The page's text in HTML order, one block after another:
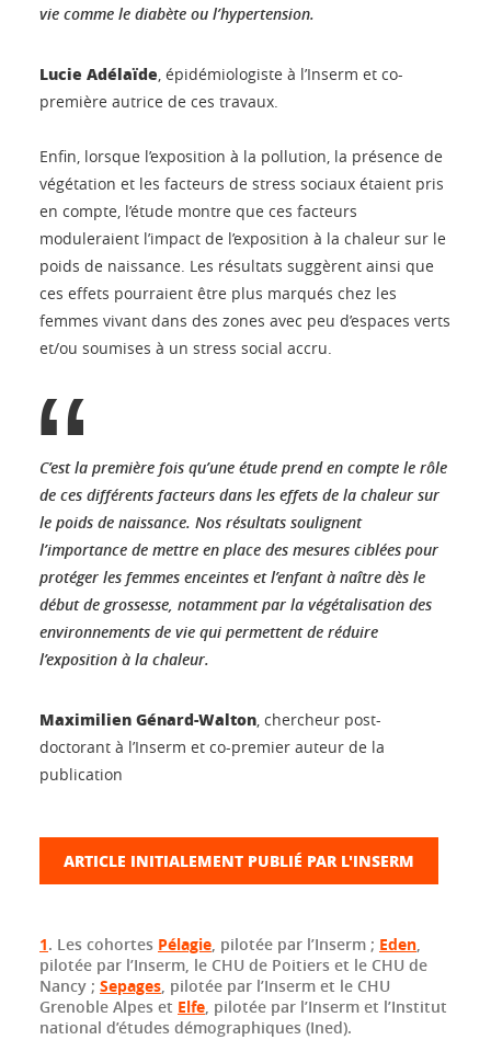
vie comme le diabète ou l’hypertension.
Lucie Adélaïde, épidémiologiste à l’Inserm et co-
première autrice de ces travaux.
Enfin, lorsque l’exposition à la pollution, la présence de
végétation et les facteurs de stress sociaux étaient pris
en compte, l’étude montre que ces facteurs
moduleraient l’impact de l’exposition à la chaleur sur le
poids de naissance. Les résultats suggèrent ainsi que
ces effets pourraient être plus marqués chez les
femmes vivant dans des zones avec peu d’espaces verts
et/ou soumises à un stress social accru.
C’est la première fois qu’une étude prend en compte le rôle
de ces différents facteurs dans les effets de la chaleur sur
le poids de naissance. Nos résultats soulignent
l’importance de mettre en place des mesures ciblées pour
protéger les femmes enceintes et l’enfant à naître dès le
début de grossesse, notamment par la végétalisation des
environnements de vie qui permettent de réduire
l’exposition à la chaleur.
Maximilien Génard-Walton, chercheur post-
doctorant à l’Inserm et co-premier auteur de la
publication
ARTICLE INITIALEMENT PUBLIÉ PAR L'INSERM
1. Les cohortes Pélagie, pilotée par l’Inserm ; Eden,
pilotée par l’Inserm, le CHU de Poitiers et le CHU de
Nancy ; Sepages, pilotée par l’Inserm et le CHU
Grenoble Alpes et Elfe, pilotée par l’Inserm et l’Institut
national d’études démographiques (Ined).